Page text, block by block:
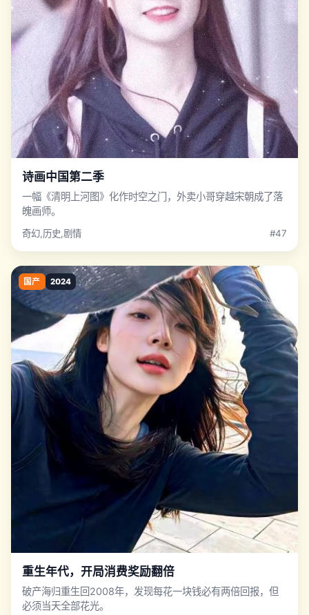
诗画中国第二季
一幅《清明上河图》化作时空之门，外卖小哥穿越宋朝成了落
魄画师。
奇幻,历史,剧情 #47
国产 2024
重生年代，开局消费奖励翻倍
破产海归重生回2008年，发现每花一块钱必有两倍回报，但
必须当天全部花光。